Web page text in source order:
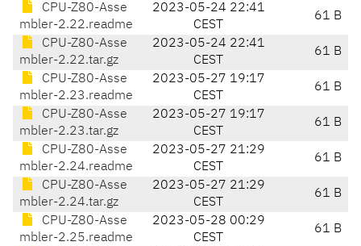
CPU-Z80-Asse
mbler-2.22.readme
2023-05-24 22:41
CEST
61 B
CPU-Z80-Asse
mbler-2.22.tar.gz
2023-05-24 22:41
CEST
61 B
CPU-Z80-Asse
mbler-2.23.readme
2023-05-27 19:17
CEST
61 B
CPU-Z80-Asse
mbler-2.23.tar.gz
2023-05-27 19:17
CEST
61 B
CPU-Z80-Asse
mbler-2.24.readme
2023-05-27 21:29
CEST
61 B
CPU-Z80-Asse
mbler-2.24.tar.gz
2023-05-27 21:29
CEST
61 B
CPU-Z80-Asse
mbler-2.25.readme
2023-05-28 00:29
CEST
61 B